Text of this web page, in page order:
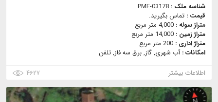
شناسه ملک : PMF-03178
قیمت : تماس بگیرید.
متراژ سوله : 4,000 متر مربع
متراژ زمین : 14,000 متر مربع
متراژ اداری : 200 متر مربع
امکانات :آب شهری, گاز, برق سه فاز, تلفن
اطلاعات بیشتر
۴۶۲۷